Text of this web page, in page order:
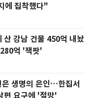
에 집착했다"
산 강남 건물 450억 내놨
억 '잭팟'
생명의 은인…한집서
편 요구에 '절망'